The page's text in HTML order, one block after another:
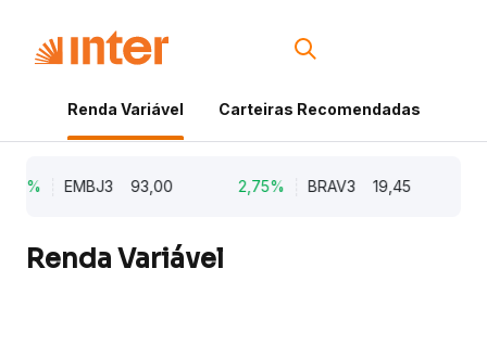
Renda Variável Carteiras Recomendadas
EMBJ3 93,00 2,75% BRAV3 19,45
Renda Variável